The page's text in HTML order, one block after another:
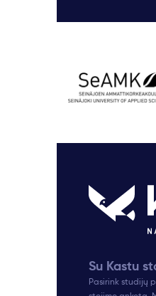
Su Kastu
Pasirink studijų